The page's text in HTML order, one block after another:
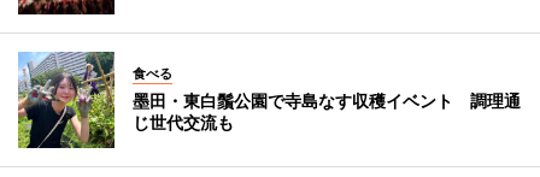
食べる
墨田・東白鬚公園で寺島なす収穫イベント 調理通
じ世代交流も